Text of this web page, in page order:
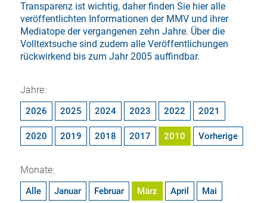
Transparenz ist wichtig, daher finden Sie hier alle
veröffentlichten Informationen der MMV und ihrer
Mediatope der vergangenen zehn Jahre. Über die
Volltextsuchesind zudem alle Veröffentlichungen
rückwirkend bis zum Jahr 2005 auffindbar.
Jahre:
2026 2025 2024 2023 2022 2021
2020 2019 2018 2017 2010 Vorherige
Monate:
Alle Januar Februar März April Mai